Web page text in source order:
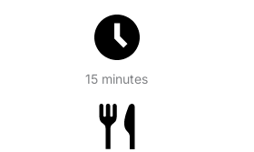
15 minutes